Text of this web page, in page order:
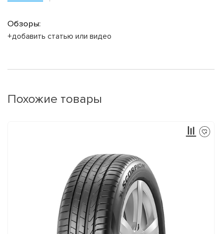
Обзоры:
+добавить статью или видео
Похожие товары